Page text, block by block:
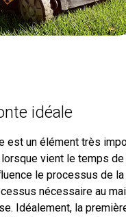
idéale
est un élément très
vient le temps
le processus de la
nécessaire au
Idéalement, la